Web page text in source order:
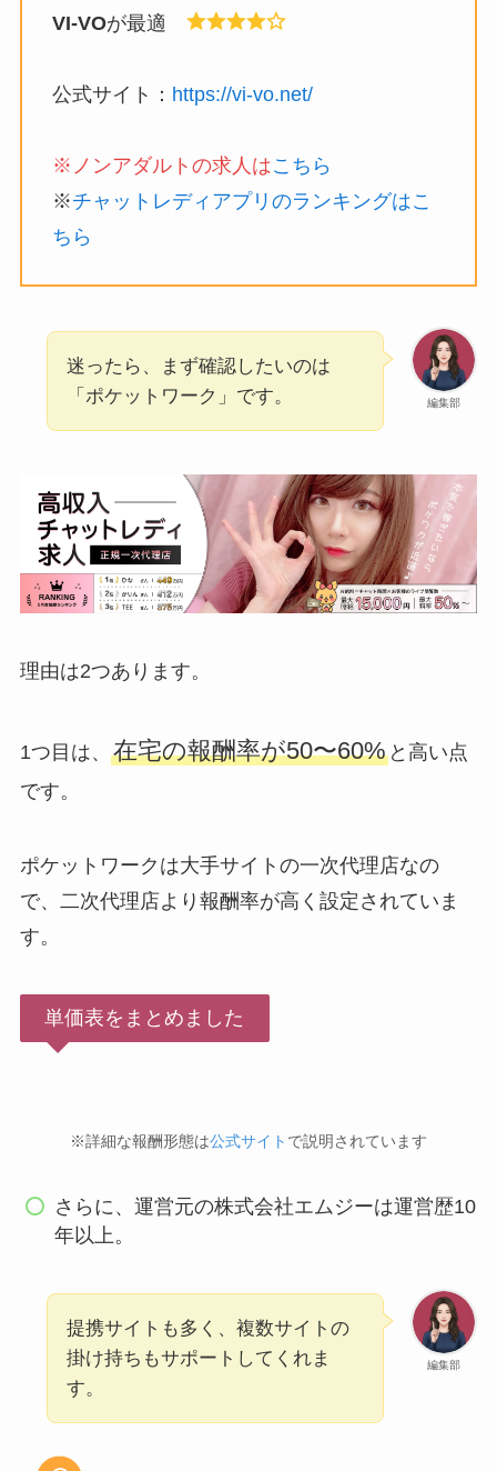
VI-VOが最適
公式サイト： https://vi-vo.net/
※ノンアダルトの求人はこちら
※チャットレディアプリのランキングはこ
ちら
編集部
迷ったら、まず確認したいのは
「ポケットワーク」です。
理由は2つあります。
1つ目は、 在宅の報酬率が50〜60%と高い点
です。
ポケットワークは大手サイトの一次代理店なの
で、二次代理店より報酬率が高く設定されていま
す。
単価表をまとめました
※詳細な報酬形態は公式サイト で説明されています
さらに、運営元の株式会社エムジーは運営歴10
年以上。
編集部
提携サイトも多く、複数サイトの
掛け持ちもサポートしてくれま
す。